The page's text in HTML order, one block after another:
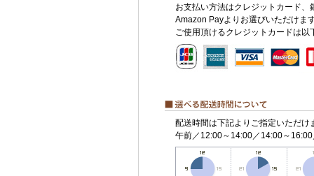
お支払い方法はクレジットカード、
Amazon Payよりお選びいただけます
ご使用頂けるクレジットカードは以
配送時間は下記よりご指定いただけ
午前／12:00～14:00／14:00～